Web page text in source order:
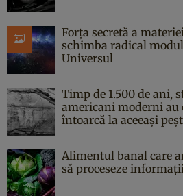
Forța secretă a
schimba radical
Universul
Timp de 1.500 de ani,
americani moderni au
întoarcă la aceeași
Alimentul banal care
să proceseze